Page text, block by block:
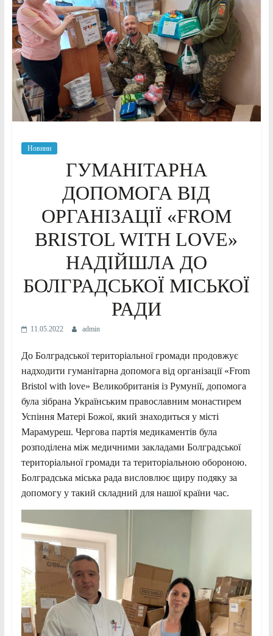
Новини
ГУМАНІТАРНА
ДОПОМОГА ВІД
ОРГАНІЗАЦІЇ «FROM
BRISTOL WITH LOVE»
НАДІЙШЛА ДО
БОЛГРАДСЬКОЇ МІСЬКОЇ
РАДИ
11.05.2022 admin
До Болградської територіальної громади продовжує
надходити гуманітарна допомога від організації «From
Bristol with love» Великобританія із Румунії, допомога
була зібрана Українським православним монастирем
Успіння Матері Божої, який знаходиться у місті
Марамуреш. Чергова партія медикаментів була
розподілена між медичними закладами Болградської
територіальної громади та територіальною обороною.
Болградська міська рада висловлює щиру подяку за
допомогу у такий складний для нашої країни час.